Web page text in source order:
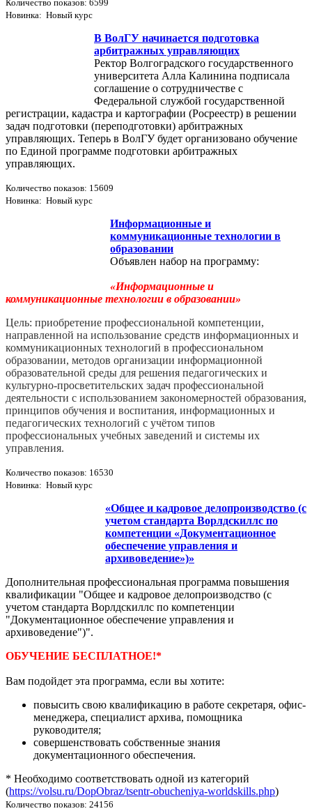
Количество показов: 6599
Новинка: Новый курс
В ВолГУ начинается подготовка
арбитражных управляющих
Ректор Волгоградского государственного
университета Алла Калинина подписала
соглашение о сотрудничестве с
Федеральной службой государственной
регистрации, кадастра и картографии (Росреестр) в решении
задач подготовки (переподготовки) арбитражных
управляющих. Теперь в ВолГУ будет организовано обучение
по Единой программе подготовки арбитражных
управляющих.
Количество показов: 15609
Новинка: Новый курс
Информационные и
коммуникационные технологии в
образовании
Объявлен набор на программу:
«Информационные и
коммуникационные технологии в образовании»
Цель: приобретение профессиональной компетенции,
направленной на использование средств информационных и
коммуникационных технологий в профессиональном
образовании, методов организации информационной
образовательной среды для решения педагогических и
культурно-­просветительских задач профессиональной
деятельности с использованием закономерностей образования,
принципов обучения и воспитания, информационных и
педагогических технологий с учётом типов
профессиональных учебных заведений и системы их
управления.
Количество показов: 16530
Новинка: Новый курс
«Общее и кадровое делопроизводство (с
учетом стандарта Ворлдскиллс по
компетенции «Документационное
обеспечение управления и
архивоведение»)»
Дополнительная профессиональная программа повышения
квалификации "Общее и кадровое делопроизводство (с
учетом стандарта Ворлдскиллс по компетенции
"Документационное обеспечение управления и
архивоведение")".
ОБУЧЕНИЕ БЕСПЛАТНОЕ!*
Вам подойдет эта программа, если вы хотите:
повысить свою квалификацию в работе секретаря, офис-
менеджера, специалист архива, помощника
руководителя;
совершенствовать собственные знания
документационного обеспечения.
* Необходимо соответствовать одной из категорий
(https://volsu.ru/DopObraz/tsentr-obucheniya-worldskills.php)
Количество показов: 24156